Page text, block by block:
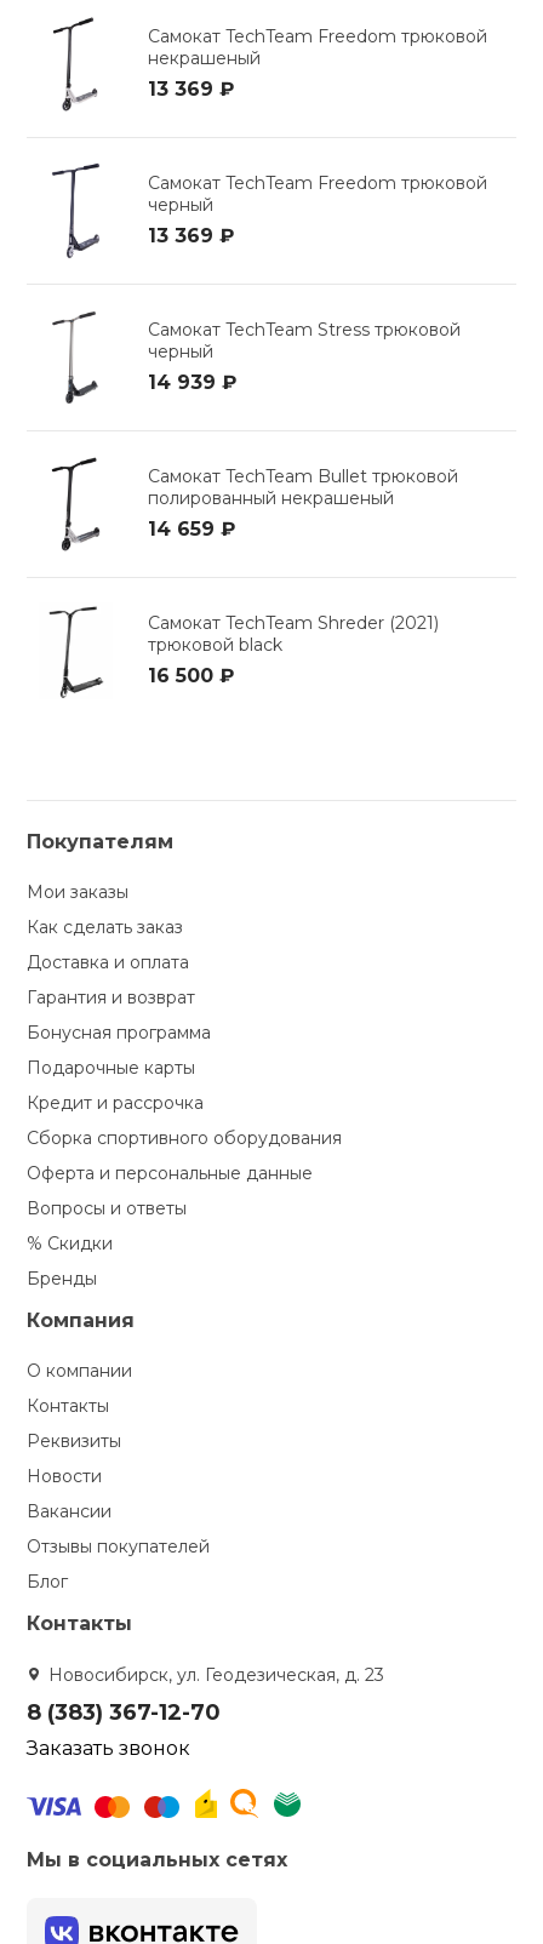
Самокат TechTeam Freedom трюковой
некрашеный
13 369 ₽
Самокат TechTeam Freedom трюковой
черный
13 369 ₽
Самокат TechTeam Stress трюковой
черный
14 939 ₽
Самокат TechTeam Bullet трюковой
полированный некрашеный
14 659 ₽
Самокат TechTeam Shreder (2021)
трюковой black
16 500 ₽
Покупателям
Мои заказы
Как сделать заказ
Доставка и оплата
Гарантия и возврат
Бонусная программа
Подарочные карты
Кредит и рассрочка
Сборка спортивного оборудования
Оферта и персональные данные
Вопросы и ответы
% Скидки
Бренды
Компания
О компании
Контакты
Реквизиты
Новости
Вакансии
Отзывы покупателей
Блог
Контакты
Новосибирск, ул. Геодезическая, д. 23
8 (383) 367-12-70
Заказать звонок
Мы в социальных сетях